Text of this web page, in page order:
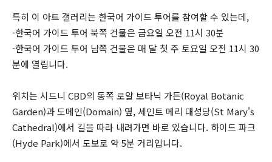
특히 이 아트 갤러리는 한국어 가이드 투어를 참여할 수 있는데,
-한국어 가이드 투어 북쪽 건물은 금요일 오전 11시 30분
-한국어 가이드 투어 남쪽 건물은 매 달 첫 주 토요일 오전 11시 30
분에 열립니다.
위치는 시드니 CBD의 동쪽 로얄 보타닉 가든(Royal Botanic
Garden)과 도메인(Domain) 옆, 세인트 메리 대성당(St Mary's
Cathedral)에서 길을 따라 내려가면 바로 있습니다. 하이드 파크
(Hyde Park)에서 도보로 약 5분 거리입니다.